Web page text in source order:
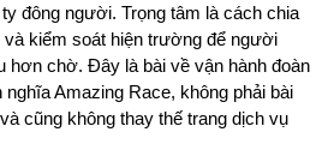
đông người. Trọng tâm là cách chia
và kiểm soát hiện trường để người
hơn chờ. Đây là bài về vận hành đoàn
nghĩa Amazing Race, không phải bài
cũng không thay thế trang dịch vụ